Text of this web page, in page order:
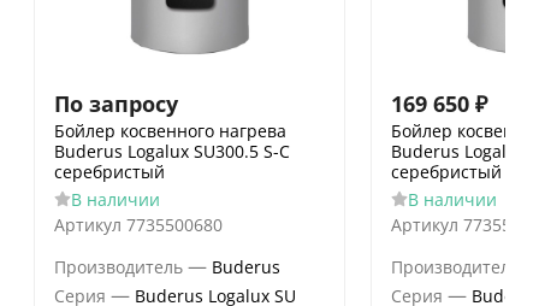
По запросу
Бойлер косвенного нагрева
Buderus Logalux SU300.5 S-C
серебристый
В наличии
Артикул 7735500680
Производитель — Buderus
Серия — Buderus Logalux SU
169 650 ₽
Бойлер
Buderus Logalux
серебристый
В наличии
Артикул
Производитель
Серия —